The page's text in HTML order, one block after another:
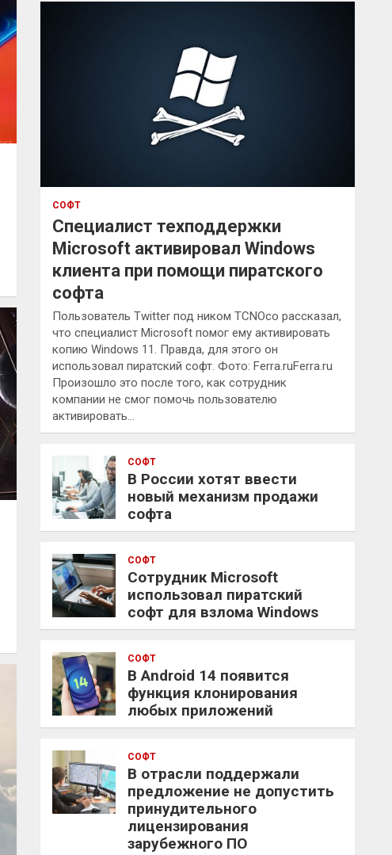
к
СОФТ
Специалист техподдержки
Microsoft активировал Windows
клиента при помощи пиратского
софта
Пользователь Twitter под ником TCNOco рассказал,
что специалист Microsoft помог ему активировать
копию Windows 11. Правда, для этого он
использовал пиратский софт. Фото: Ferra.ruFerra.ru
Произошло это после того, как сотрудник
компании не смог помочь пользователю
активировать…
СОФТ
В России хотят ввести
новый механизм продажи
софта
СОФТ
Сотрудник Microsoft
использовал пиратский
софт для взлома Windows
СОФТ
В Android 14 появится
функция клонирования
любых приложений
СОФТ
В отрасли поддержали
предложение не допустить
принудительного
лицензирования
зарубежного ПО